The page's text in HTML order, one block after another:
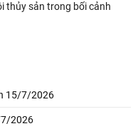
thủy sản trong bối cảnh
15/7/2026
2026